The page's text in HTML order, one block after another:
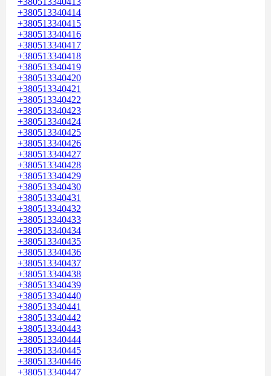
+380513340414
+380513340415
+380513340416
+380513340417
+380513340418
+380513340419
+380513340420
+380513340421
+380513340422
+380513340423
+380513340424
+380513340425
+380513340426
+380513340427
+380513340428
+380513340429
+380513340430
+380513340431
+380513340432
+380513340433
+380513340434
+380513340435
+380513340436
+380513340437
+380513340438
+380513340439
+380513340440
+380513340441
+380513340442
+380513340443
+380513340444
+380513340445
+380513340446
+380513340447